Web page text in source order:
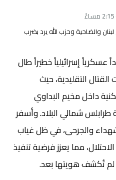
إسرائيلياً خطيراً طال
التقليدية، حيث
داخل مخيم البداوي
طرابلس شمالي البلاد. وأسفر
والجرحى، في ظل غياب
مما يعزز فرضية تنفيذ
لم تُكشف هويتها بعد.